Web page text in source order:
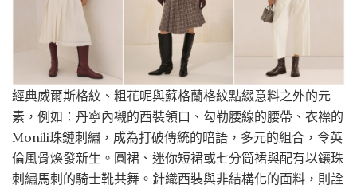
經典威爾斯格紋、粗花呢與蘇格蘭格紋點綴意料之外的元
素，例如：丹寧內襯的西裝領口、勾勒腰線的腰帶、衣襟的
Monili珠鏈刺繡，成為打破傳統的暗語，多元的組合，令英
倫風骨煥發新生。圓裙、迷你短裙或七分筒裙與配有以鑲珠
刺繡馬刺的騎士靴共舞。針織西裝與非結構化的面料，則詮